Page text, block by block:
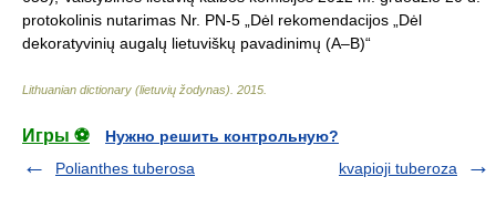
protokolinis nutarimas Nr. PN-5 „Dėl rekomendacijos „Dėl
dekoratyvinių augalų lietuviškų pavadinimų (A–B)“
Lithuanian dictionary (lietuvių žodynas) 2015
Игры ⚽
Нужно решить контрольную?
Polianthes tuberosa
kvapioji tuberoza